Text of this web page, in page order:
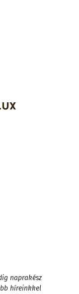
naprakész
híreinkkel